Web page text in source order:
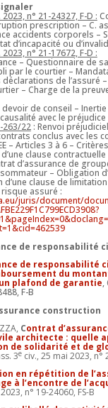
n° 21-24327, F-D :
prescription – C.
accidents corporels –
d’incapacité ou d’
n° 21-17672, F-D :
– Questionnaire de
par le courtier –
déclarations de l’assuré
– Charge de la
devoir de conseil –
avec le
263/22: Renvoi
conclus avec les
– Articles 3 à 6 –
’une clause contractuelle
d’assurance de
– Obligation d’
d’une clause de
assuré :
juris/document/
de responsabilité
de responsabilité
du
plafond de garantie,
F-B
construction
Contrat
architecte : quelle
de solidarité et de
3eciv., 25 mai 2023, n°
en répétition de
à l’encontre de
n° 19-24060, FS-B